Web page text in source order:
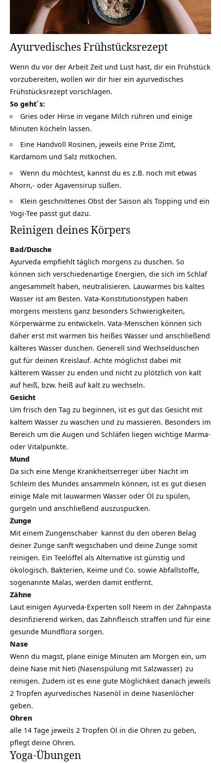
Ayurvedisches Frühstücksrezept
Wenn du vor der Arbeit Zeit und Lust hast, dir ein Frühstück
vorzubereiten, wollen wir dir hier ein ayurvedisches
Frühstücksrezept vorschlagen.
So geht´s:
Gries oder Hirse in vegane Milch rühren und einige
Minuten köcheln lassen.
Eine Handvoll Rosinen, jeweils eine Prise Zimt,
Kardamom und Salz mitkochen.
Wenn du möchtest, kannst du es z.B. noch mit etwas
Ahorn,- oder Agavensirup süßen.
Klein geschnittenes Obst der Saison als Topping und ein
Yogi-Tee passt gut dazu.
Reinigen deines Körpers
Bad/Dusche
Ayurveda empfiehlt täglich morgens zu duschen. So
können sich verschiedenartige Energien, die sich im Schlaf
angesammelt haben, neutralisieren. Lauwarmes bis kaltes
Wasser ist am Besten. Vata-Konstitutionstypen haben
morgens meistens ganz besonders Schwierigkeiten,
Körperwärme zu entwickeln. Vata-Menschen können sich
daher erst mit warmen bis heißes Wasser und anschließend
kälteres Wasser duschen. Generell sind Wechselduschen
gut für deinen Kreislauf. Achte möglichst dabei mit
kälterem Wasser zu enden und nicht zu plötzlich von kalt
auf heiß, bzw. heiß auf kalt zu wechseln.
Gesicht
Um frisch den Tag zu beginnen, ist es gut das Gesicht mit
kaltem Wasser zu waschen und zu massieren. Besonders im
Bereich um die Augen und Schläfen liegen wichtige Marma-
oder Vitalpunkte.
Mund
Da sich eine Menge Krankheitserreger über Nacht im
Schleim des Mundes ansammeln können, ist es gut diesen
einige Male mit lauwarmen Wasser oder Öl zu spülen,
gurgeln und anschließend auszuspucken.
Zunge
Mit einem Zungenschaber kannst du den oberen Belag
deiner Zunge sanft wegschaben und deine Zunge somit
reinigen. Ein Teelöffel als Alternative ist günstig und
ökologisch. Bakterien, Keime und Co. sowie Abfallstoffe,
sogenannte Malas, werden damit entfernt.
Zähne
Laut einigen Ayurveda-Experten soll Neem in der Zahnpasta
desinfizierend wirken, das Zahnfleisch straffen und für eine
gesunde Mundflora sorgen.
Nase
Wenn du magst, plane einige Minuten am Morgen ein, um
deine Nase mit Neti (Nasenspülung mit Salzwasser) zu
reinigen. Zudem ist es eine gute Möglichkeit danach jeweils
2 Tropfen ayurvedisches Nasenöl in deine Nasenlöcher
geben.
Ohren
alle 14 Tage jeweils 2 Tropfen Öl in die Ohren zu geben,
pflegt deine Ohren.
Yoga-Übungen